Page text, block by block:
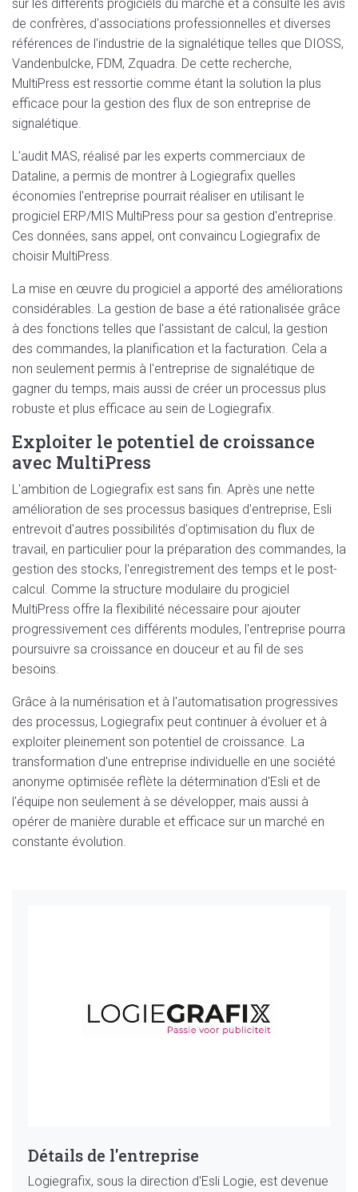
sur les différents progiciels du marché et a consulté les avis
de confrères, d'associations professionnelles et diverses
références de l'industrie de la signalétique telles que DIOSS,
Vandenbulcke, FDM, Zquadra. De cette recherche,
MultiPress est ressortie comme étant la solution la plus
efficace pour la gestion des flux de son entreprise de
signalétique.
L'audit MAS, réalisé par les experts commerciaux de
Dataline, a permis de montrer à Logiegrafix quelles
économies l'entreprise pourrait réaliser en utilisant le
progiciel ERP/MIS MultiPress pour sa gestion d'entreprise.
Ces données, sans appel, ont convaincu Logiegrafix de
choisir MultiPress.
La mise en œuvre du progiciel a apporté des améliorations
considérables. La gestion de base a été rationalisée grâce
à des fonctions telles que l'assistant de calcul, la gestion
des commandes, la planification et la facturation. Cela a
non seulement permis à l'entreprise de signalétique de
gagner du temps, mais aussi de créer un processus plus
robuste et plus efficace au sein de Logiegrafix.
Exploiter le potentiel de croissance
avec MultiPress
L'ambition de Logiegrafix est sans fin. Après une nette
amélioration de ses processus basiques d'entreprise, Esli
entrevoit d'autres possibilités d'optimisation du flux de
travail, en particulier pour la préparation des commandes, la
gestion des stocks, l'enregistrement des temps et le post-
calcul. Comme la structure modulaire du progiciel
MultiPress offre la flexibilité nécessaire pour ajouter
progressivement ces différents modules, l'entreprise pourra
poursuivre sa croissance en douceur et au fil de ses
besoins.
Grâce à la numérisation et à l'automatisation progressives
des processus, Logiegrafix peut continuer à évoluer et à
exploiter pleinement son potentiel de croissance. La
transformation d'une entreprise individuelle en une société
anonyme optimisée reflète la détermination d'Esli et de
l'équipe non seulement à se développer, mais aussi à
opérer de manière durable et efficace sur un marché en
constante évolution.
Détails de l'entreprise
Logiegrafix, sous la direction d'Esli Logie, est devenue